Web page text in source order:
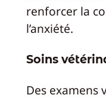
renforcer la
l’anxiété.
Soins
Des examens